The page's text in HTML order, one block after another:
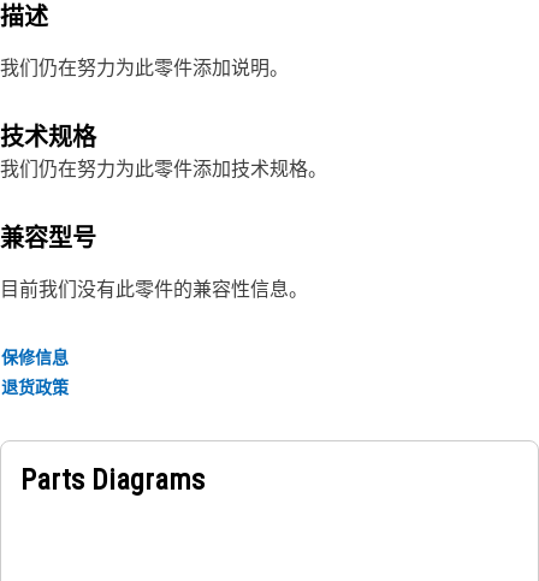
描述
我们仍在努力为此零件添加说明。
技术规格
我们仍在努力为此零件添加技术规格。
兼容型号
目前我们没有此零件的兼容性信息。
保修信息
退货政策
Parts Diagrams